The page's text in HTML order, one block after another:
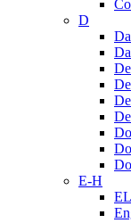
D
E-H